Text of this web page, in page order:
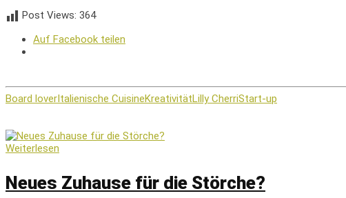
Post Views: 364
Auf Facebook teilen
Board loverItalienische CuisineKreativitätLilly CherriStart-up
Weiterlesen
Neues Zuhause für die Störche?